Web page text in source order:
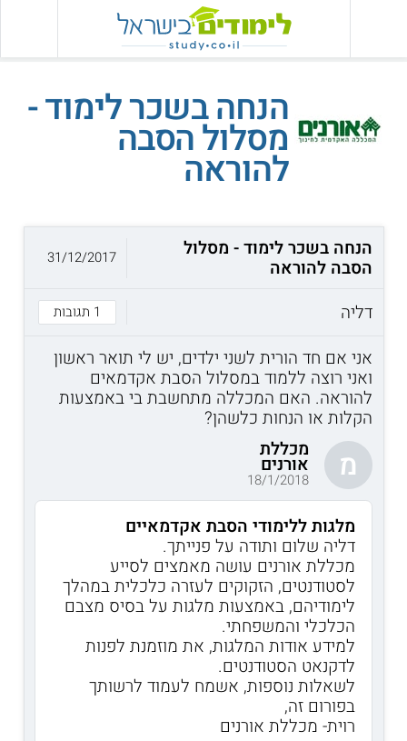
הנחה בשכר לימוד -
מסלול הסבה
להוראה
הנחה בשכר לימוד - מסלול
הסבה להוראה
דליה
1 תגובות
31/12/2017
אני אם חד הורית לשני ילדים, יש לי תואר ראשון
ואני רוצה ללמוד במסלול הסבת אקדמאים
להוראה. האם המכללה מתחשבת בי באמצעות
הקלות או הנחות כלשהן?
מ מכללת
אורנים
18/1/2018
מלגות ללימודי הסבת אקדמאיים
דליה שלום ותודה על פנייתך.
מכללת אורנים עושה מאמצים לסייע
לסטודנטים, הזקוקים לעזרה כלכלית במהלך
לימודיהם, באמצעות מלגות על בסיס מצבם
הכלכלי והמשפחתי.
למידע אודות המלגות, את מוזמנת לפנות
לדקנאט הסטודנטים.
לשאלות נוספות, אשמח לעמוד לרשותך
בפורום זה,
רוית- מכללת אורנים